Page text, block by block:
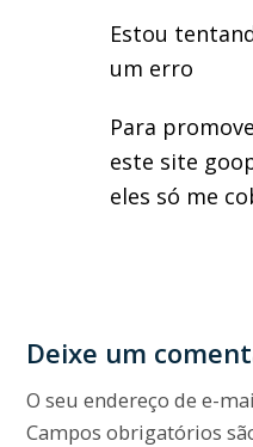
Estou
um erro
Para
este site
eles só me
Deixe um
O seu endereço de e-
Campos obrigatórios